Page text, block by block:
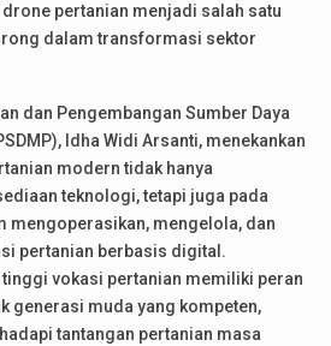
pertanian menjadi salah satu
dalam transformasi sektor
dan Pengembangan Sumber Daya
Idha Widi Arsanti, menekankan
modern tidak hanya
teknologi, tetapi juga pada
mengoperasikan, mengelola, dan
pertanian berbasis digital.
vokasi pertanian memiliki peran
generasi muda yang kompeten,
tantangan pertanian masa